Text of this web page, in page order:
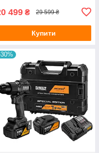
499 ₴ 29 599 ₴
Купити